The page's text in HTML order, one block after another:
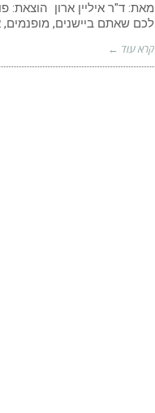
מאת: ד"ר איליין ארון
לכם שאתם ביישנים, מופנמים,
קרא עוד ←